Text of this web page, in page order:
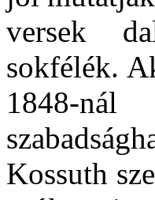
versek
sokfélék.
1848-
Kossuth